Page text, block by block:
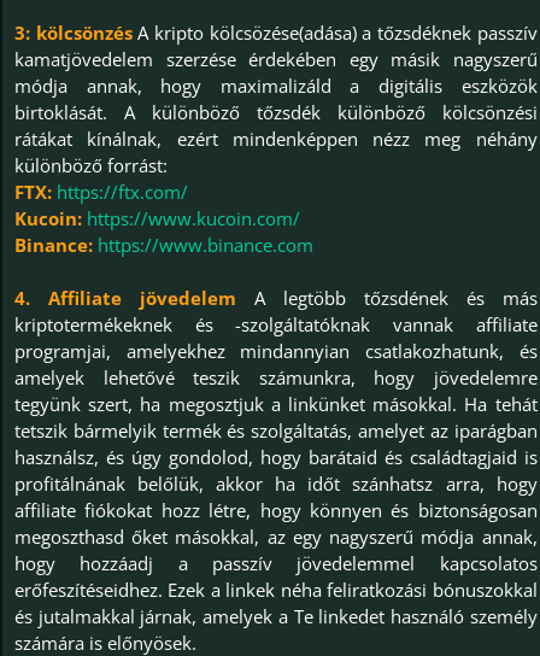
3: kölcsönzésA kripto kölcsözése(adása) a tőzsdéknek passzív
kamatjövedelem szerzése érdekében egy másik nagyszerű
módja annak, hogy maximalizáld a digitális eszközök
birtoklását. A különböző tőzsdék különböző kölcsönzési
rátákat kínálnak, ezért mindenképpen nézz meg néhány
különböző forrást:
FTX: https://ftx.com/
Kucoin: https://www.kucoin.com/
Binance: https://www.binance.com
4. Affiliate jövedelem A legtöbb tőzsdének és más
kriptotermékeknek és -szolgáltatóknak vannak affiliate
programjai, amelyekhez mindannyian csatlakozhatunk, és
amelyek lehetővé teszik számunkra, hogy jövedelemre
tegyünk szert, ha megosztjuk a linkünket másokkal. Ha tehát
tetszik bármelyik termék és szolgáltatás, amelyet az iparágban
használsz, és úgy gondolod, hogy barátaid és családtagjaid is
profitálnának belőlük, akkor ha időt szánhatsz arra, hogy
affiliate fiókokat hozz létre, hogy könnyen és biztonságosan
megoszthasd őket másokkal, az egy nagyszerű módja annak,
hogy hozzáadj a passzív jövedelemmel kapcsolatos
erőfeszítéseidhez. Ezek a linkek néha feliratkozási bónuszokkal
és jutalmakkal járnak, amelyek a Te linkedet használó személy
számára is előnyösek.